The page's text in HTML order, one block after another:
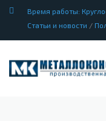
Время работы:
Статьи и новости /